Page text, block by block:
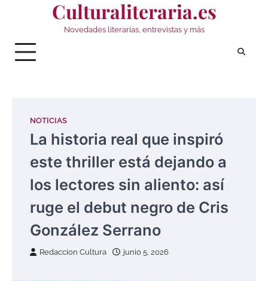
Culturaliteraria.es
Novedades literarias, entrevistas y más
NOTICIAS
La historia real que inspiró
este thriller está dejando a
los lectores sin aliento: así
ruge el debut negro de Cris
González Serrano
Redaccion Cultura junio 5, 2026